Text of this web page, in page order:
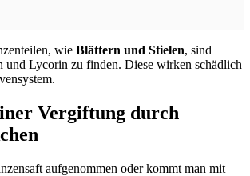
wie Blättern und Stielen, sind
und Lycorin zu finden. Diese wirken schädlich
Vergiftung durch
aufgenommen oder kommt man mit